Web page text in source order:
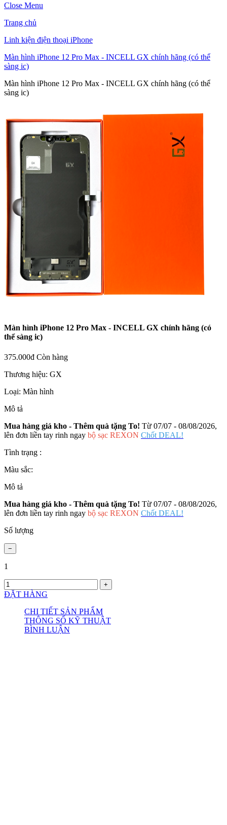
Close Menu
Trang chủ
Linh kiện điện thoại iPhone
Màn hình iPhone 12 Pro Max - INCELL GX chính hãng (có thể
sàng ic)
Màn hình iPhone 12 Pro Max - INCELL GX chính hãng (có thể
sàng ic)
Màn hình iPhone 12 Pro Max - INCELL GX chính hãng (có
thể sàng ic)
375.000đ Còn hàng
Thương hiệu: GX
Loại: Màn hình
Mô tả
Mua hàng giá kho - Thêm quà tặng To! Từ 07/07 - 08/08/2026,
lên đơn liền tay rinh ngay bộ sạc REXON Chốt DEAL!
Tình trạng :
Màu sắc:
Mô tả
Mua hàng giá kho - Thêm quà tặng To! Từ 07/07 - 08/08/2026,
lên đơn liền tay rinh ngay bộ sạc REXON Chốt DEAL!
Số lượng
1
ĐẶT HÀNG
CHI TIẾT SẢN PHẨM
THÔNG SỐ KỸ THUẬT
BÌNH LUẬN